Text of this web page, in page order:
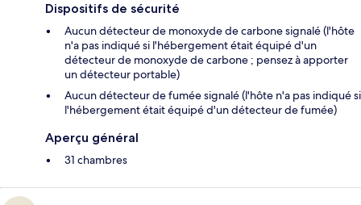
Dispositifs de sécurité
Aucun détecteur de monoxyde de carbone signalé (l'hôte
n'a pas indiqué si l'hébergement était équipé d'un
détecteur de monoxyde de carbone ; pensez à apporter
un détecteur portable)
Aucun détecteur de fumée signalé (l'hôte n'a pas indiqué si
l'hébergement était équipé d'un détecteur de fumée)
Aperçu général
31 chambres